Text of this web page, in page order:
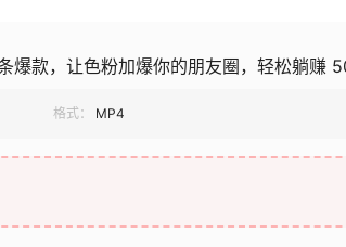
爆款，让色粉加爆你的朋友圈，轻松躺赚
格式： MP4